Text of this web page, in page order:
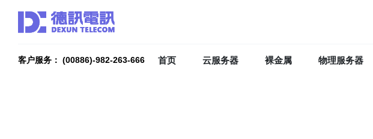
客户服务： (00886)-982-263-666 首页 云服务器 裸金属 物理服务器